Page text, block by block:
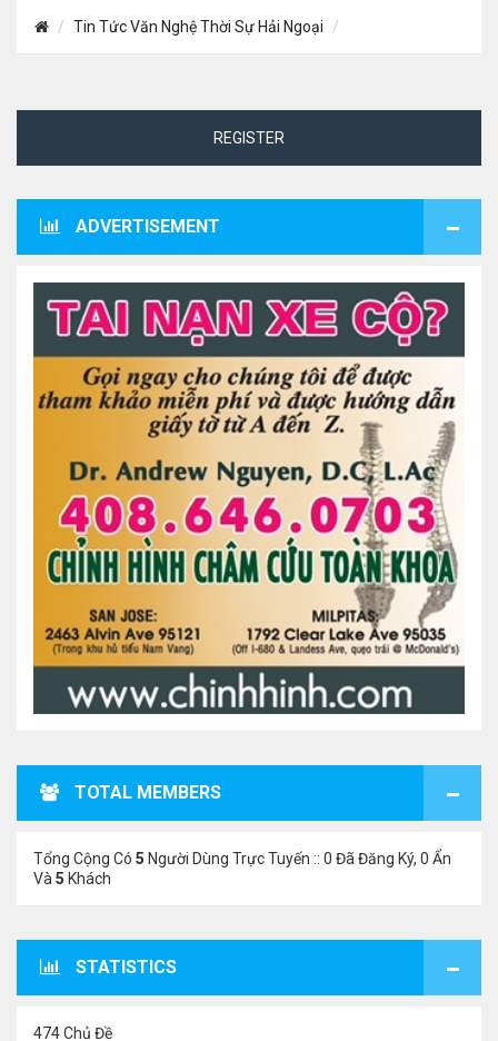
Tin Tức Văn Nghệ Thời Sự Hải Ngoại
REGISTER
ADVERTISEMENT
TOTAL MEMBERS
Tổng Cộng Có 5 Người Dùng Trực Tuyến :: 0 Đã Đăng Ký, 0 Ẩn
Và 5 Khách
STATISTICS
474 Chủ Đề